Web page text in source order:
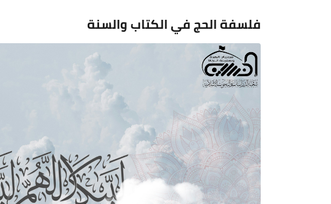
فلسفة الحج في الكتاب والسنة